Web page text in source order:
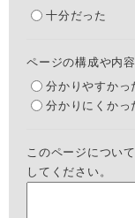
十分だった
ページの構成や内
分かりやすかっ
分かりにくかっ
このページについ
してください。